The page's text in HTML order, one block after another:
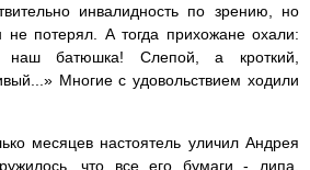
инвалидность по зрению, но
не потерял. А тогда прихожане охали:
батюшка! Слепой, а кроткий,
Многие с удовольствием ходили
месяцев настоятель уличил Андрея
что все его бумаги - липа.